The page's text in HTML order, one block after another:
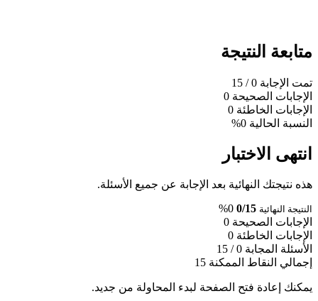
متابعة النتيجة
تمت الإجابة 0
/ 15
الإجابات الصحيحة 0
الإجابات الخاطئة 0
النسبة الحالية 0%
انتهى الاختبار
هذه نتيجتك النهائية بعد الإجابة عن جميع الأسئلة.
النتيجة النهائية 0/15
0%
الإجابات الصحيحة 0
الإجابات الخاطئة 0
الأسئلة المجابة 0 / 15
إجمالي النقاط الممكنة 15
يمكنك إعادة فتح الصفحة لبدء المحاولة من جديد.